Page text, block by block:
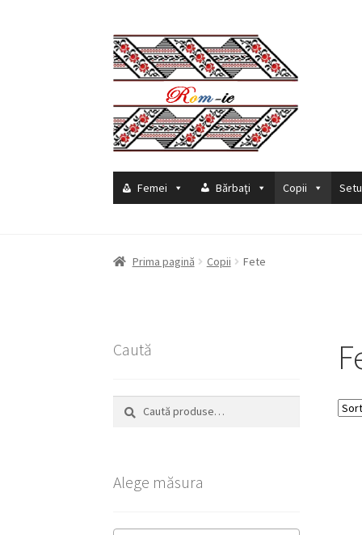
Sari
la
navigare
Sari
la
conținut
Femei Bărbaţi Copii
Prima pagină Copii Fete
Caută
Caută
după:
Caută
Alege măsura